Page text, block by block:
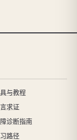
与教程
求证
诊断指南
路径